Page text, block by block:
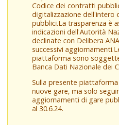
Codice dei contratti
digitalizzazione dell'intero
pubblici.La trasparenza è
indicazioni dell'Autorità
declinate con Delibera
successivi
piattaforma sono
Banca Dati Nazionale dei
Sulla presente
nuove gare, ma solo
aggiornamenti di gare
al 30.6.24.